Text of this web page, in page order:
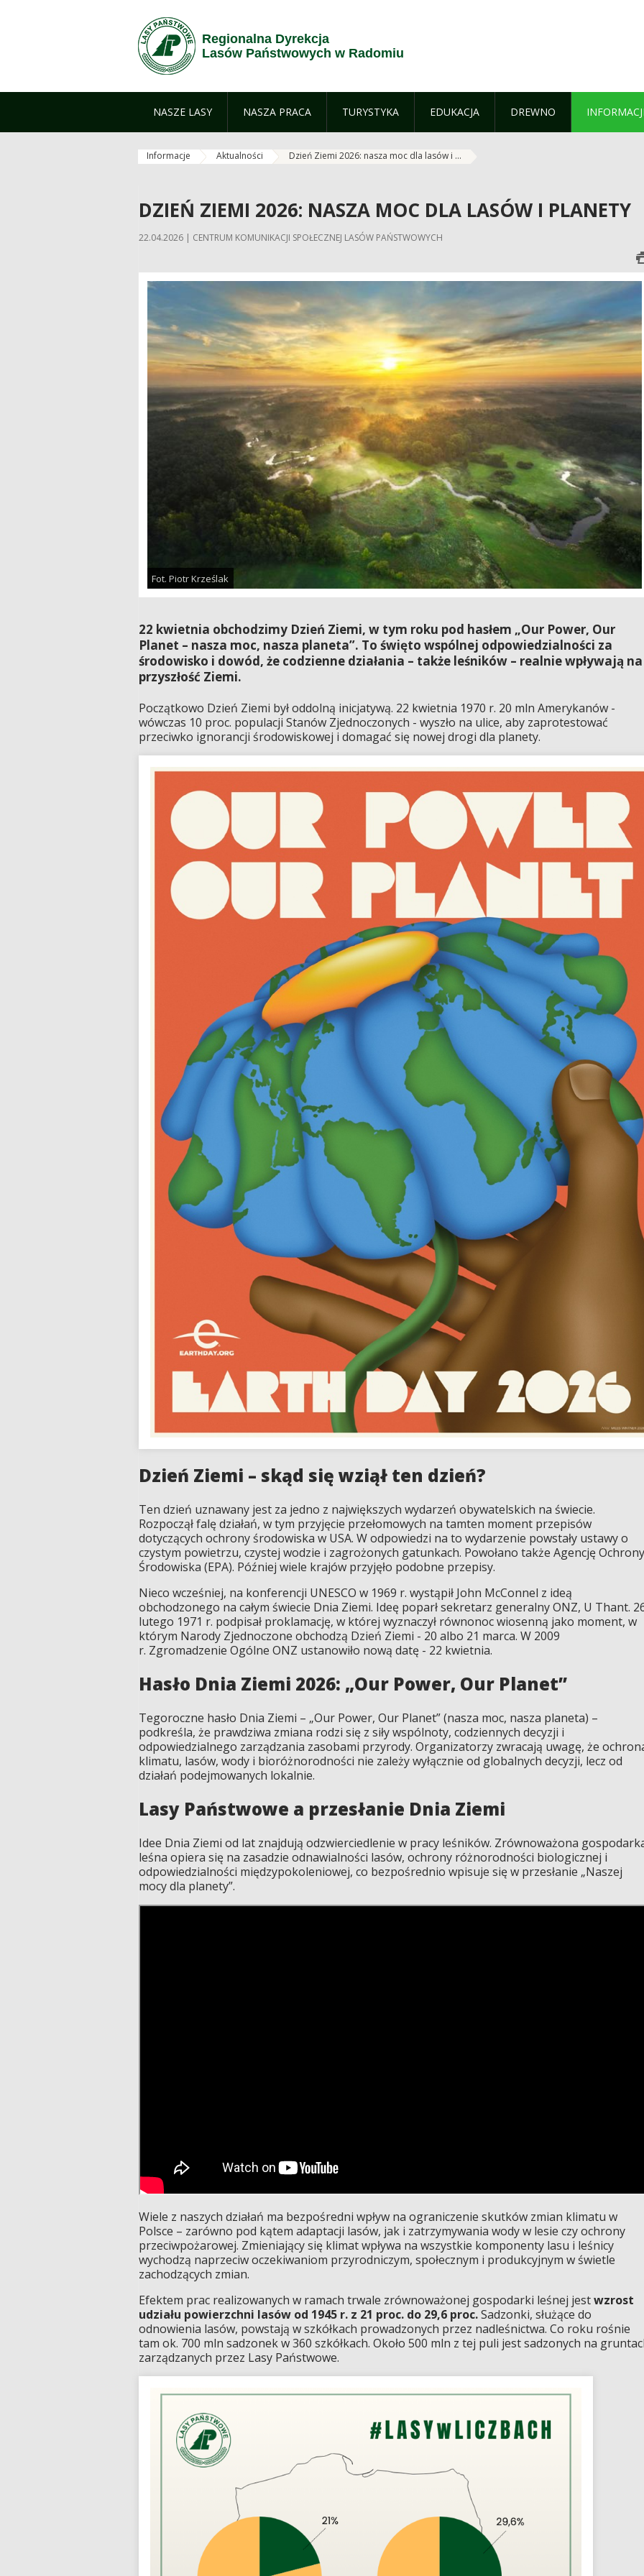
Regionalna Dyrekcja
Lasów Państwowych w Radomiu
NASZE LASY NASZA PRACA TURYSTYKA EDUKACJA DREWNO
Informacje Aktualności Dzień Ziemi 2026: nasza moc dla lasów i ...
DZIEŃ ZIEMI 2026: NASZA MOC DLA LASÓW I PLANETY
22.04.2026 | CENTRUM KOMUNIKACJI SPOŁECZNEJ LASÓW PAŃSTWOWYCH
Fot. Piotr Krześlak
22 kwietnia obchodzimy Dzień Ziemi, w tym roku pod hasłem „Our Power, Our
Planet – nasza moc, nasza planeta”. To święto wspólnej odpowiedzialności za
środowisko i dowód, że codzienne działania – także leśników – realnie wpływają na
przyszłość Ziemi.
Początkowo Dzień Ziemi był oddolną inicjatywą. 22 kwietnia 1970 r. 20 mln Amerykanów -
wówczas 10 proc. populacji Stanów Zjednoczonych - wyszło na ulice, aby zaprotestować
przeciwko ignorancji środowiskowej i domagać się nowej drogi dla planety.
Dzień Ziemi – skąd się wziął ten dzień?
Ten dzień uznawany jest za jedno z największych wydarzeń obywatelskich na świecie.
Rozpoczął falę działań, w tym przyjęcie przełomowych na tamten moment przepisów
dotyczących ochrony środowiska w USA. W odpowiedzi na to wydarzenie powstały ustawy o
czystym powietrzu, czystej wodzie i zagrożonych gatunkach. Powołano także Agencję Ochrony
Środowiska (EPA). Później wiele krajów przyjęło podobne przepisy.
Nieco wcześniej, na konferencji UNESCO w 1969 r. wystąpił John McConnel z ideą
obchodzonego na całym świecie Dnia Ziemi. Ideę poparł sekretarz generalny ONZ, U Thant.
lutego 1971 r. podpisał proklamację, w której wyznaczył równonoc wiosenną jako moment, w
którym Narody Zjednoczone obchodzą Dzień Ziemi - 20 albo 21 marca. W 2009
r. Zgromadzenie Ogólne ONZ ustanowiło nową datę - 22 kwietnia.
Hasło Dnia Ziemi 2026: „Our Power, Our Planet”
Tegoroczne hasło Dnia Ziemi – „Our Power, Our Planet” (nasza moc, nasza planeta) –
podkreśla, że prawdziwa zmiana rodzi się z siły wspólnoty, codziennych decyzji i
odpowiedzialnego zarządzania zasobami przyrody. Organizatorzy zwracają uwagę, że
klimatu, lasów, wody i bioróżnorodności nie zależy wyłącznie od globalnych decyzji, lecz od
działań podejmowanych lokalnie.
Lasy Państwowe a przesłanie Dnia Ziemi
Idee Dnia Ziemi od lat znajdują odzwierciedlenie w pracy leśników. Zrównoważona
leśna opiera się na zasadzie odnawialności lasów, ochrony różnorodności biologicznej i
odpowiedzialności międzypokoleniowej, co bezpośrednio wpisuje się w przesłanie „Naszej
mocy dla planety”.
Wiele z naszych działań ma bezpośredni wpływ na ograniczenie skutków zmian klimatu w
Polsce – zarówno pod kątem adaptacji lasów, jak i zatrzymywania wody w lesie czy ochrony
przeciwpożarowej. Zmieniający się klimat wpływa na wszystkie komponenty lasu i leśnicy
wychodzą naprzeciw oczekiwaniom przyrodniczym, społecznym i produkcyjnym w świetle
zachodzących zmian.
Efektem prac realizowanych w ramach trwale zrównoważonej gospodarki leśnej jestwzrost
udziału powierzchni lasów od 1945 r. z 21 proc. do 29,6 proc.Sadzonki, służące do
odnowienia lasów, powstają w szkółkach prowadzonych przez nadleśnictwa. Co roku rośnie
tam ok. 700 mln sadzonek w 360 szkółkach. Około 500 mln z tej puli jest sadzonych na
zarządzanych przez Lasy Państwowe.